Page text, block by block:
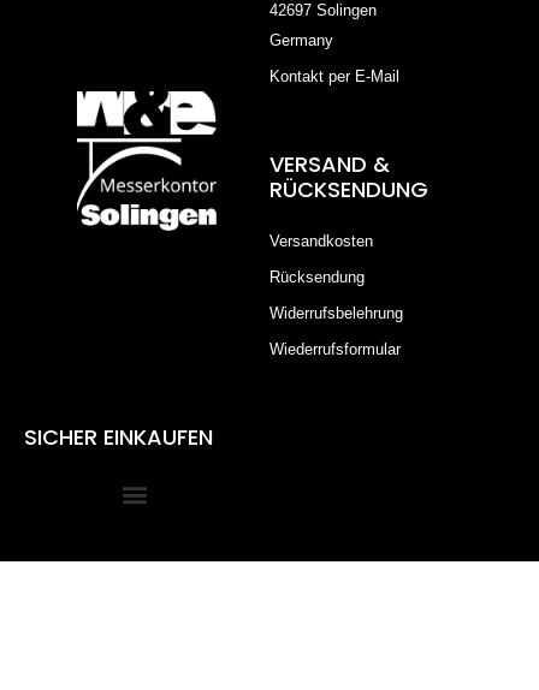
42697 Solingen
Germany
Kontakt per E-Mail
VERSAND &
RÜCKSENDUNG
Versandkosten
Rücksendung
Widerrufsbelehrung
Wiederrufsformular
SICHER EINKAUFEN